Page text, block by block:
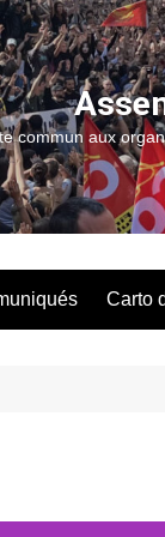
commun aux
Carto